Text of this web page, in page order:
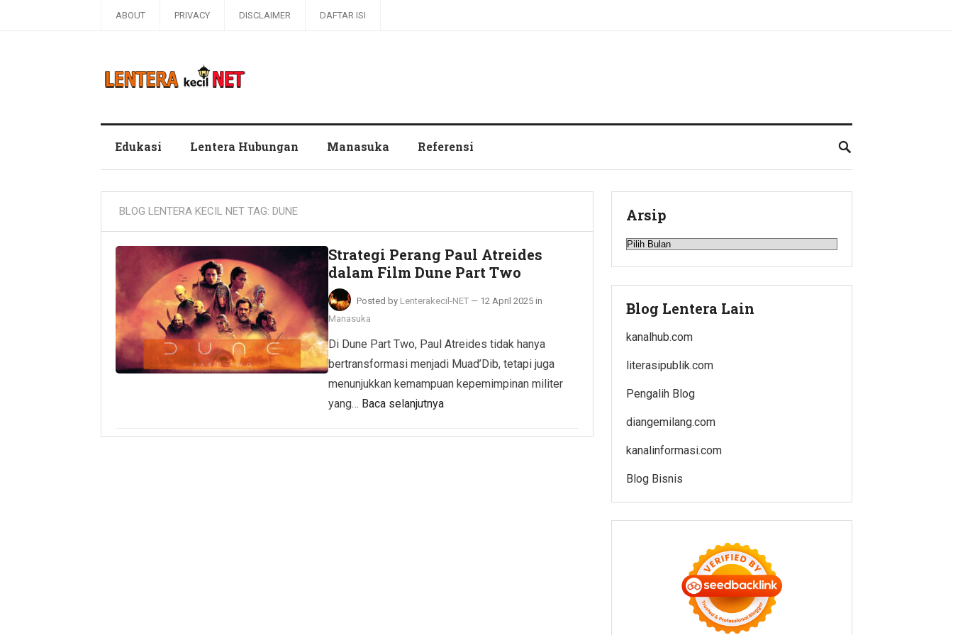
ABOUT PRIVACY DISCLAIMER DAFTAR ISI
Edukasi Lentera Hubungan Manasuka Referensi
BLOG LENTERA KECIL NET TAG: DUNE
Strategi Perang Paul Atreides
dalam Film Dune Part Two
Posted by Lenterakecil-NET — 12 April 2025 in
Manasuka
Di Dune Part Two, Paul Atreides tidak hanya
bertransformasi menjadi Muad’Dib, tetapi juga
menunjukkan kemampuan kepemimpinan militer
yang… Baca selanjutnya
Arsip
Arsip
Blog Lentera Lain
kanalhub.com
literasipublik.com
Pengalih Blog
diangemilang.com
kanalinformasi.com
Blog Bisnis